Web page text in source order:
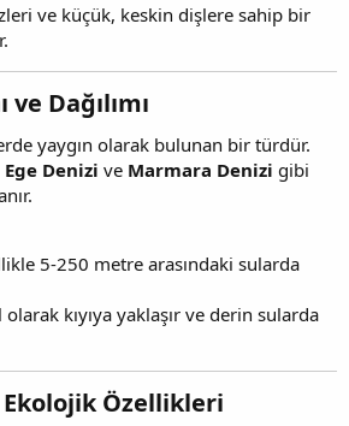
ve küçük, keskin dişlere sahip bir
ve Dağılımı
yaygın olarak bulunan bir türdür.
Ege Denizi ve Marmara Denizi gibi
5-250 metre arasındaki sularda
kıyıya yaklaşır ve derin sularda
Özellikleri